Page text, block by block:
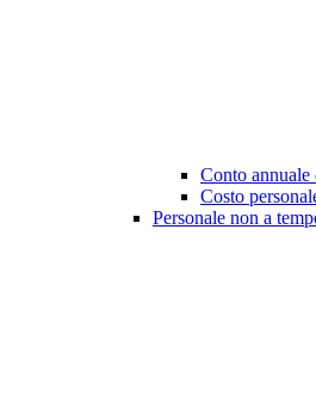
Conto annuale
Costo
Personale non a